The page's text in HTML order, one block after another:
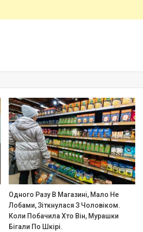
Одного Разу В Магазині, Мало Не
Лобами, Зіткнулася З Чоловіком.
Коли Побачила Хто Він, Мурашки
Бігали По Шкірі.